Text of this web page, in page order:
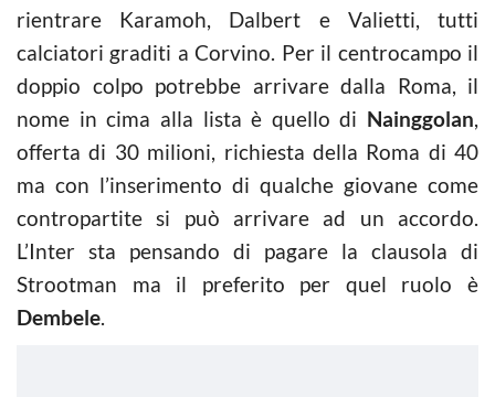
rientrare Karamoh, Dalbert e Valietti, tutti
calciatori graditi a Corvino. Per il centrocampo il
doppio colpo potrebbe arrivare dalla Roma, il
nome in cima alla lista è quello di Nainggolan,
offerta di 30 milioni, richiesta della Roma di 40
ma con l’inserimento di qualche giovane come
contropartite si può arrivare ad un accordo.
L’Inter sta pensando di pagare la clausola di
Strootman ma il preferito per quel ruolo è
Dembele.